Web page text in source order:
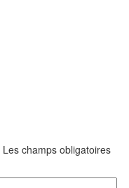
Les champs obligatoires